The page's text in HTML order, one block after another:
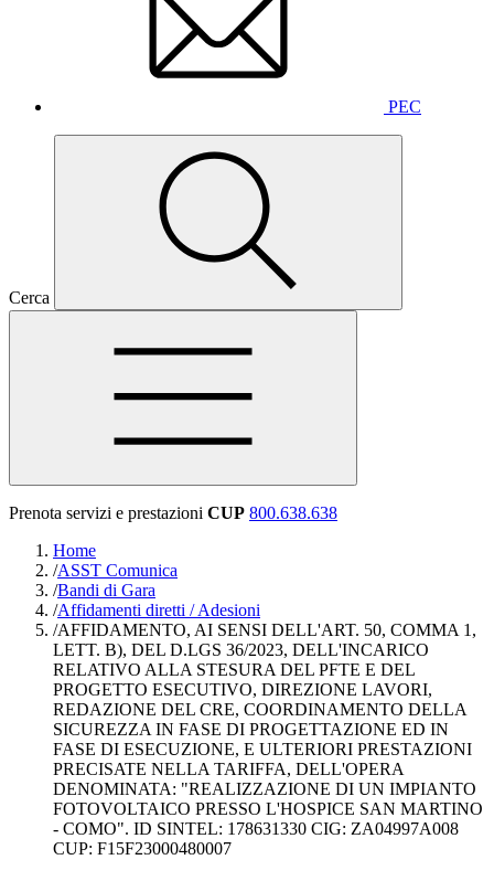
PEC
Cerca
Prenota servizi e prestazioni CUP 800.638.638
Home
/ASST Comunica
/Bandi di Gara
/Affidamenti diretti / Adesioni
/AFFIDAMENTO, AI SENSI DELL'ART. 50, COMMA 1,
LETT. B), DEL D.LGS 36/2023, DELL'INCARICO
RELATIVO ALLA STESURA DEL PFTE E DEL
PROGETTO ESECUTIVO, DIREZIONE LAVORI,
REDAZIONE DEL CRE, COORDINAMENTO DELLA
SICUREZZA IN FASE DI PROGETTAZIONE ED IN
FASE DI ESECUZIONE, E ULTERIORI PRESTAZIONI
PRECISATE NELLA TARIFFA, DELL'OPERA
DENOMINATA: "REALIZZAZIONE DI UN IMPIANTO
FOTOVOLTAICO PRESSO L'HOSPICE SAN MARTINO
- COMO". ID SINTEL: 178631330 CIG: ZA04997A008
CUP: F15F23000480007